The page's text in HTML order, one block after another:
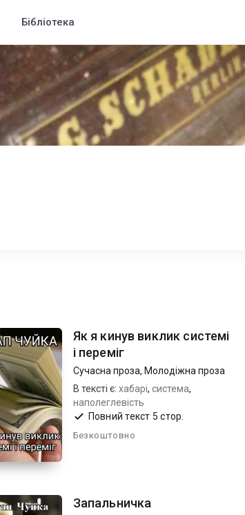
Бібліотека
Як я кинув виклик системі
і переміг
Сучасна проза, Молодіжна проза
В тексті є: хабарі, система,
наполеглевість
Повний текст 5 стор.
Безкоштовно
Запальничка